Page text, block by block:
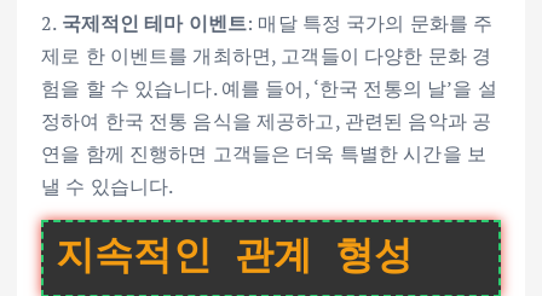
2. 국제적인 테마 이벤트: 매달 특정 국가의 문화를 주
제로 한 이벤트를 개최하면, 고객들이 다양한 문화 경
험을 할 수 있습니다. 예를 들어, ‘한국 전통의 날’을 설
정하여 한국 전통 음식을 제공하고, 관련된 음악과 공
연을 함께 진행하면 고객들은 더욱 특별한 시간을 보
낼 수 있습니다.
지속적인 관계 형성